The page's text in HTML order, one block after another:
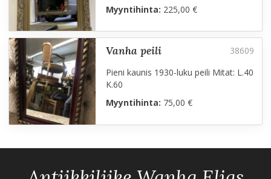
Myyntihinta: 225,00 €
vanha peili
Pieni kaunis 1930-luku peili Mitat: L.40
K.60
Myyntihinta: 75,00 €